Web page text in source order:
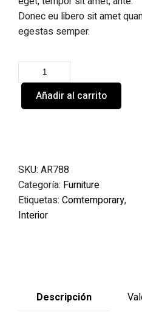
Donec eu libero sit amet
egestas semper.
Añadir al carrito
SKU: AR788
Categoría: Furniture
Etiquetas: Comtemporary,
Interior
Descripción